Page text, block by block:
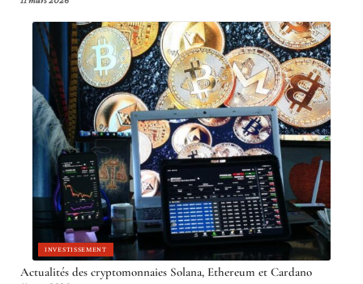
INVESTISSEMENT
Actualités des cryptomonnaies Solana, Ethereum et Cardano